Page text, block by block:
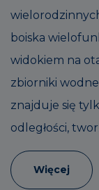
boiska
widokiem na
zbiorniki
znajduje się
odległości,
Więcej